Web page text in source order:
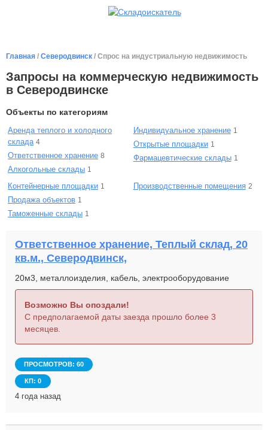
Главная / Северодвинск / Спрос на индустриальную недвижимость
Запросы на коммерческую недвижимость
в Северодвинске
Объекты по категориям
Аренда теплого и холодного
склада 4
Ответственное хранение 8
Алкогольные склады 1
Индивидуальное хранение 1
Открытые площадки 1
Фармацевтические склады 1
Контейнерные площадки 1
Продажа объектов 1
Таможенные склады 1
Производственные помещения 2
Ответственное хранение, Теплый склад, 20
кв.м., Северодвинск,
20м3, металлоизделия, кабель, электрооборудование
Возможно Вы опоздали!
С предполагаемой даты заезда прошло более 3
месяцев.
ПРОСМОТРОВ: 60
КП: 0
4 года назад